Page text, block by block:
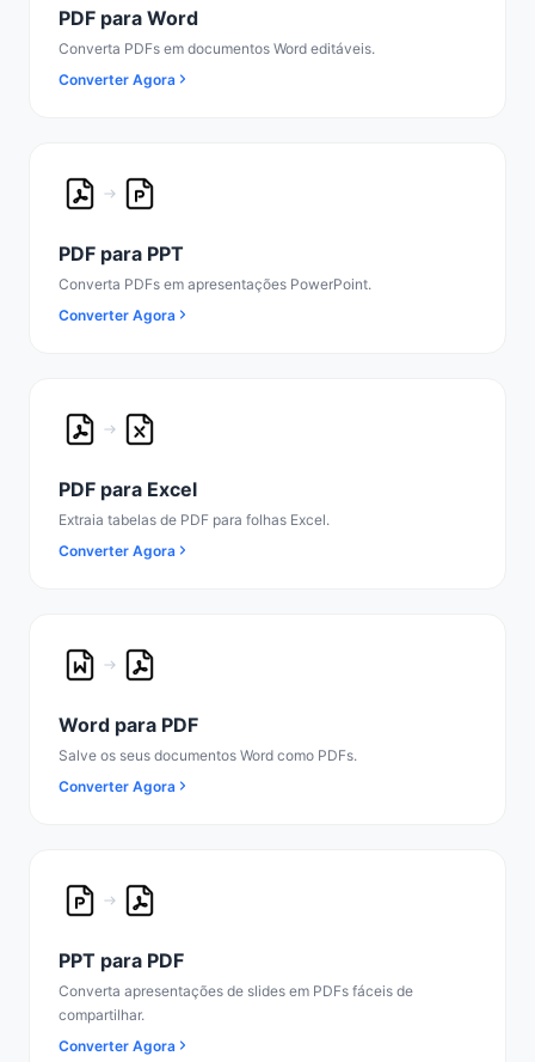
PDF para Word
Converta PDFs em documentos Word editáveis.
Converter Agora
PDF para PPT
Converta PDFs em apresentações PowerPoint.
Converter Agora
PDF para Excel
Extraia tabelas de PDF para folhas Excel.
Converter Agora
Word para PDF
Salve os seus documentos Word como PDFs.
Converter Agora
PPT para PDF
Converta apresentações de slides em PDFs fáceis de
compartilhar.
Converter Agora